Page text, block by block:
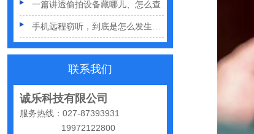
手机远程窃听，到底是怎么发生的？
怀疑自己被窃听该怎么办？
出门在外，你还敢随手连WiFi吗
网购“反窃听神器”为何总翻车？
反窃听检测的用处
联系我们
诚乐科技有限公司
服务热线：027-87393931
19972122800